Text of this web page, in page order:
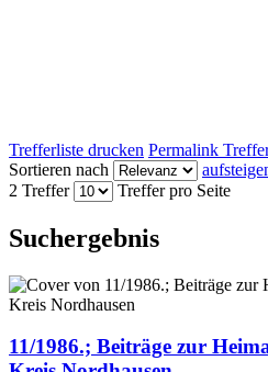
Trefferliste drucken Permalink
Sortieren nach
2 Treffer
Treffer pro Seite
Suchergebnis
11/1986.; Beiträge zur